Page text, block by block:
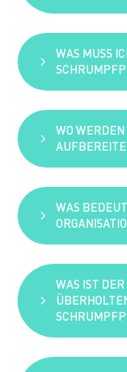
Wir bieten
Pistolen
Komponenten
recycelt
WAS MUSS
Die
WO
Die
WAS
Statt eines
100 € können
an eine
WAS IST